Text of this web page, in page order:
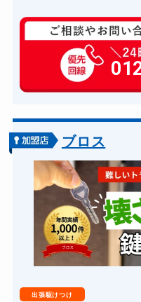
玄関カギ修理
玄関カギ作成
玄関カギ交換
金庫カギ開け
ブロス
出張駆けつけ